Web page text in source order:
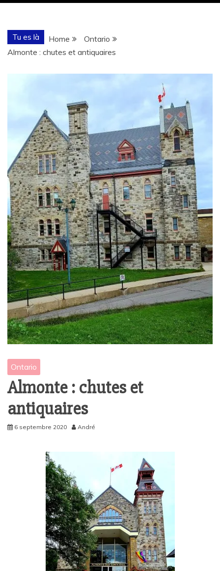
Tu es là Home
Ontario
Almonte : chutes et antiquaires
Ontario
Almonte : chutes et
antiquaires
6 septembre 2020 André